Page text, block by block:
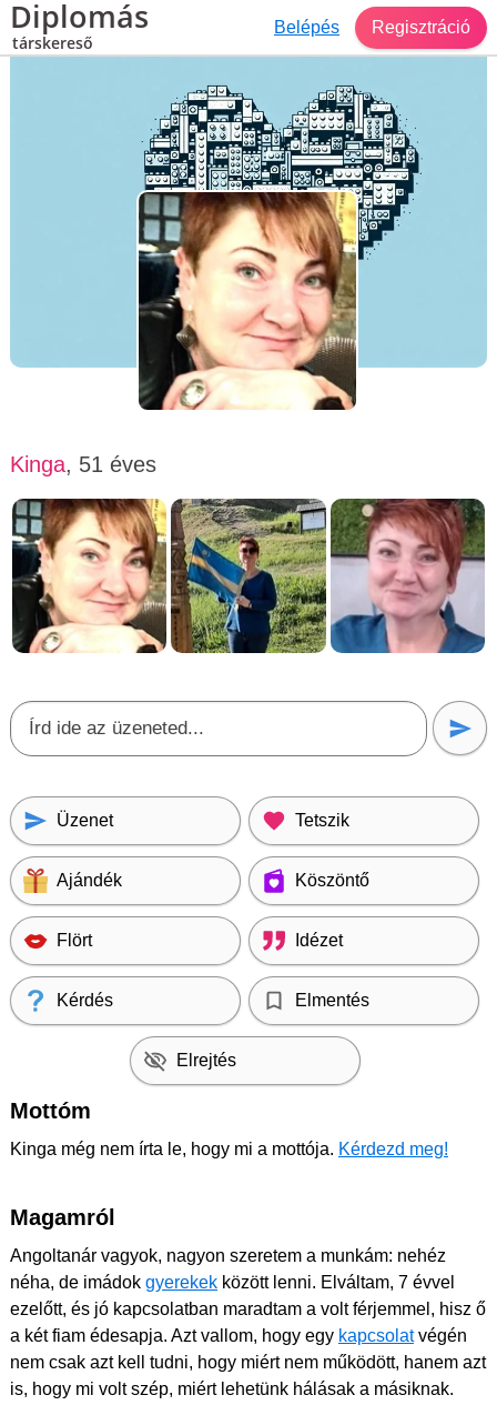
Diplomás
társkereső
Belépés Regisztráció
Társkereső Kolozsvár
Kinga, 51 éves, nő
Kinga, 51 éves
Üzenet Tetszik
Ajándék Köszöntő
Flört Idézet
Kérdés Elmentés
Elrejtés
Mottóm
Kinga még nem írta le, hogy mi a mottója. Kérdezd meg!
Magamról
Angoltanár vagyok, nagyon szeretem a munkám: nehéz
néha, de imádok gyerekek között lenni. Elváltam, 7 évvel
ezelőtt, és jó kapcsolatban maradtam a volt férjemmel, hisz ő
a két fiam édesapja. Azt vallom, hogy egy kapcsolatvégén
nem csak azt kell tudni, hogy miért nem működött, hanem azt
is, hogy mi volt szép, miért lehetünk hálásak a másiknak.